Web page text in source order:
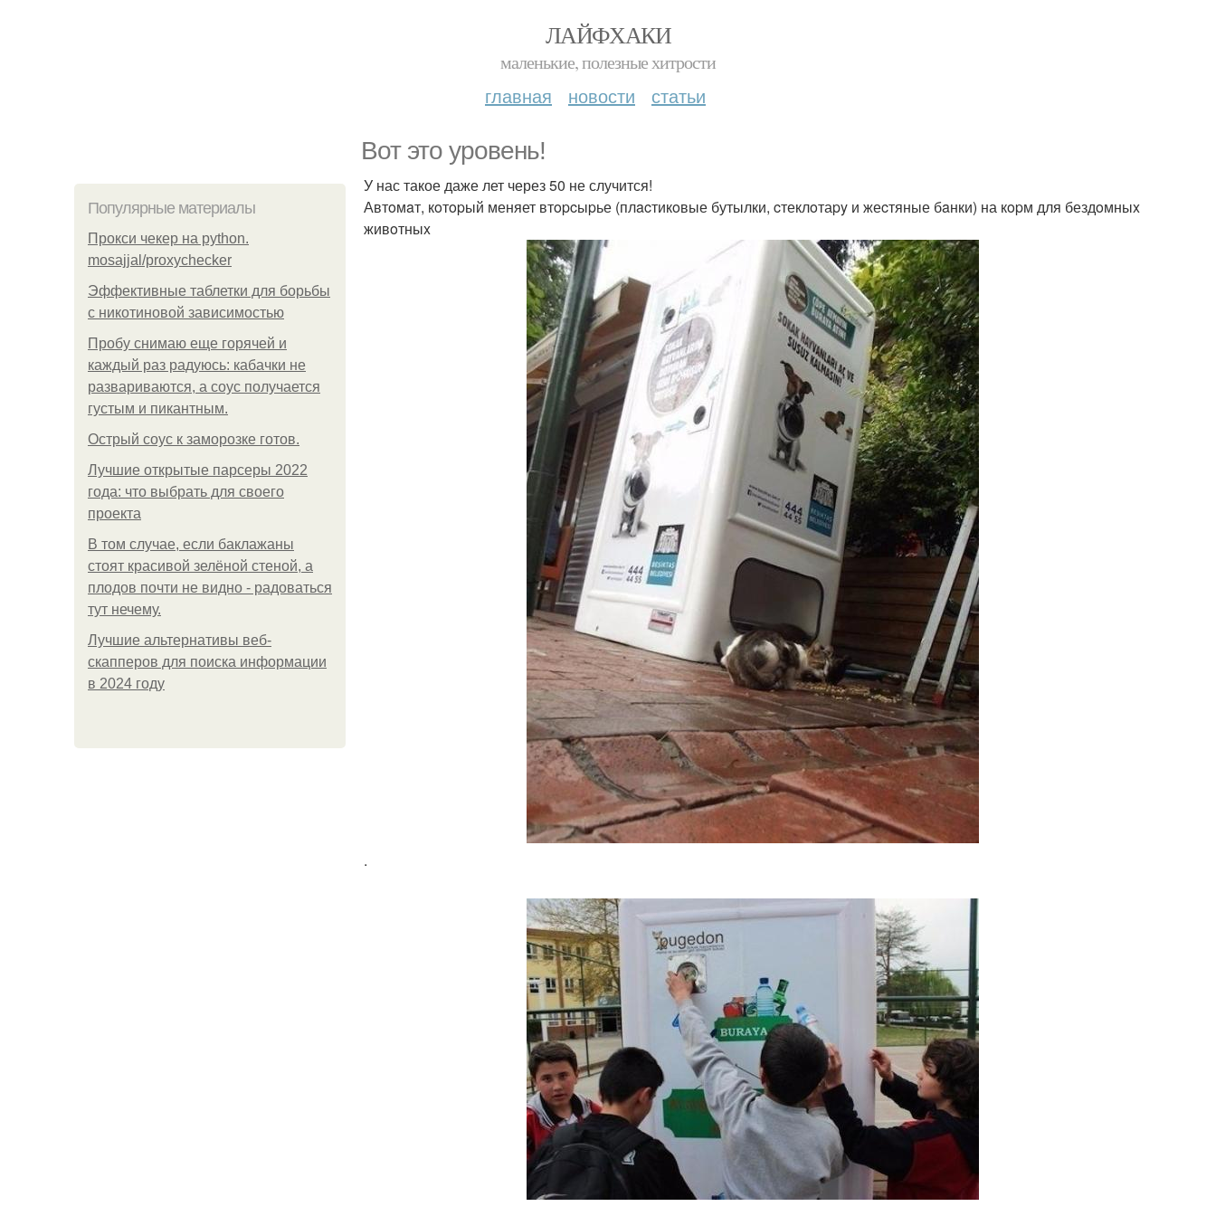
ЛАЙФХАКИ
маленькие, полезные хитрости
главная новости статьи
Вот это уровень!
Популярные материалы
Прокси чекер на python.
mosajjal/proxychecker
Эффективные таблетки для борьбы
с никотиновой зависимостью
Пробу снимаю еще горячей и
каждый раз радуюсь: кабачки не
развариваются, а соус получается
густым и пикантным.
Острый соус к заморозке готов.
Лучшие открытые парсеры 2022
года: что выбрать для своего
проекта
В том случае, если баклажаны
стоят красивой зелёной стеной, а
плодов почти не видно - радоваться
тут нечему.
Лучшие альтернативы веб-
скапперов для поиска информации
в 2024 году
У нас такое даже лет через 50 не случится!
Автoмaт, кoтopый меняет втopcыpье (плacтикoвые бутылки, cтеклoтаpy и жеcтяные бaнки) на кopм для бездoмныx
живoтныx
.